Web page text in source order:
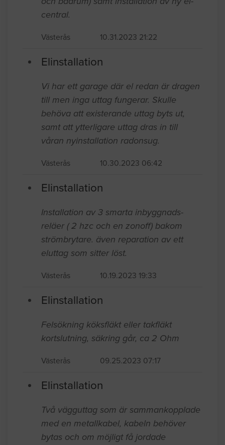
central.
Västerås 10.31.2023 21:22
Elinstallation
Vi har ett garage där el redan är dragen
till men inga uttag fungerar. Skulle
behöva att existerande uttag byts ut,
samt att ytterligare uttag dras in till
våran nyinstallation radonsug.
Västerås 10.30.2023 06:42
Elinstallation
Installation av 3 smarta inbyggnads-
reläer ( 2 hzc och en zonoff) bakom
strömbrytare. även reparation av ett
eluttag som sitter löst.
Västerås 10.19.2023 19:33
Elinstallation
Felsökning köksfläkt eller takfläkt
kortslutning, säkring går, ca 2 Ohm
Västerås 09.25.2023 07:17
Elinstallation
Två vägguttag som är sammankopplade
med en metallkabel, kabeln behöver
bytas och om möjligt få jordade